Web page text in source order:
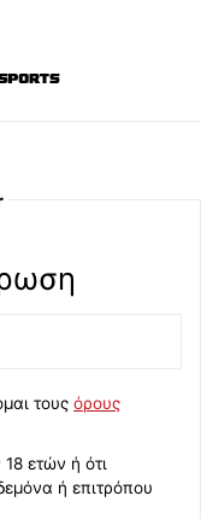
τους όρους
ετών ή ότι
ή επιτρόπου